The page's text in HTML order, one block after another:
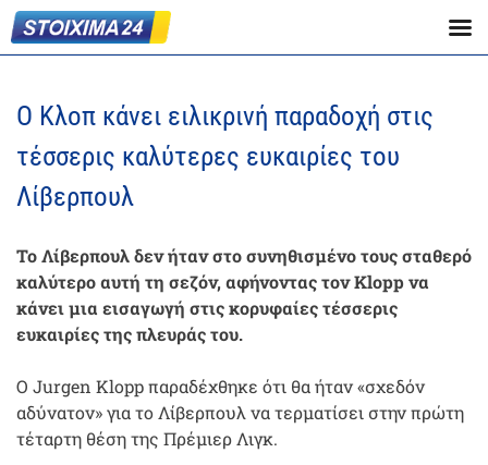
Ο Κλοπ κάνει ειλικρινή παραδοχή στις
τέσσερις καλύτερες ευκαιρίες του
Λίβερπουλ
Το Λίβερπουλ δεν ήταν στο συνηθισμένο τους σταθερό
καλύτερο αυτή τη σεζόν, αφήνοντας τον Klopp να
κάνει μια εισαγωγή στις κορυφαίες τέσσερις
ευκαιρίες της πλευράς του.
Ο Jurgen Klopp παραδέχθηκε ότι θα ήταν «σχεδόν
αδύνατον» για το Λίβερπουλ να τερματίσει στην πρώτη
τέταρτη θέση της Πρέμιερ Λιγκ.